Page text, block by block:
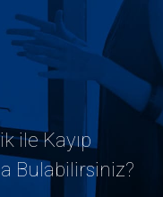
ile Kayıp
Bulabilirsiniz?